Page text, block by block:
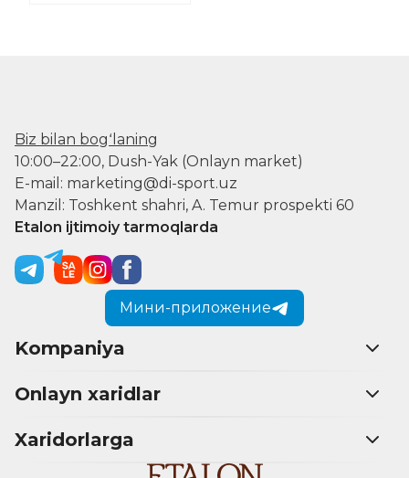
Biz bilan bogʻlaning
10:00–22:00, Dush-Yak (Onlayn market)
E-mail: marketing@di-sport.uz
Manzil: Toshkent shahri, A. Temur prospekti 60
Etalon ijtimoiy tarmoqlarda
Мини-приложение
Kompaniya
Onlayn xaridlar
Xaridorlarga